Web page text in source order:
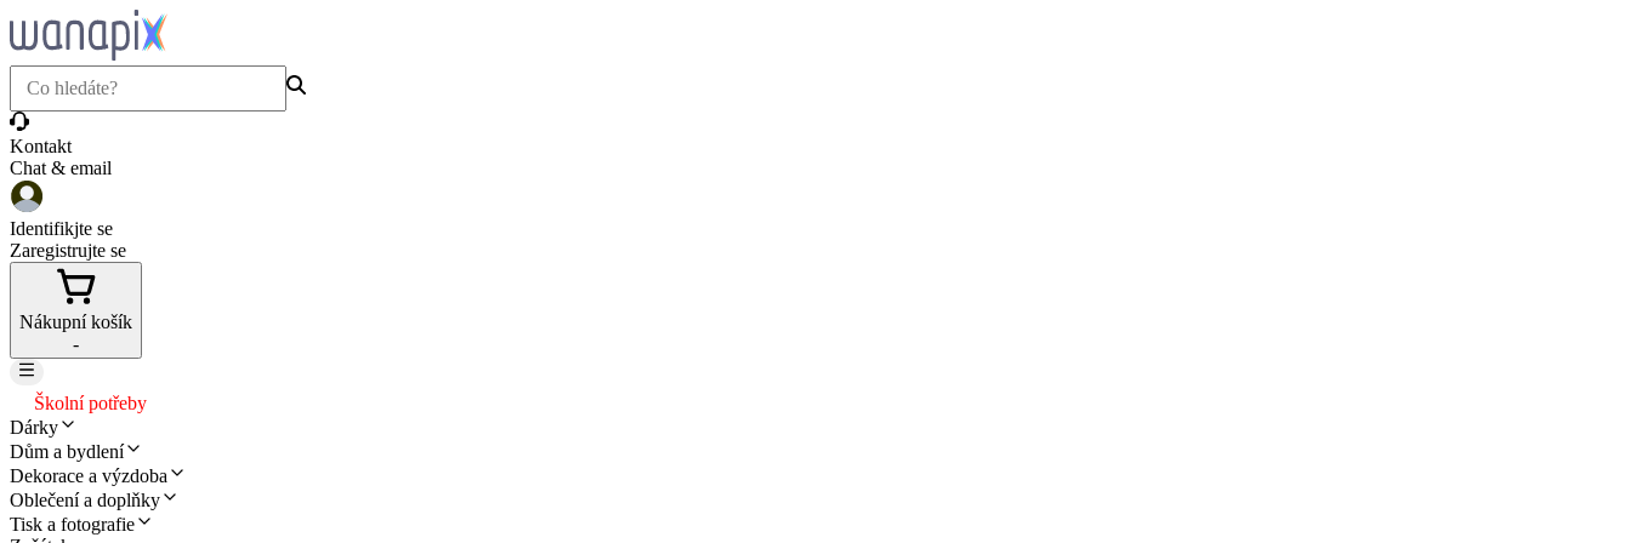
Kontakt
Chat & email
Identifikjte se
Zaregistrujte se
Nákupní košík
-
Školní potřeby
Dárky
Dům a bydlení
Dekorace a výzdoba
Oblečení a doplňky
Tisk a fotografie